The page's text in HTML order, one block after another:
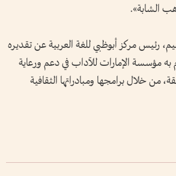
الشابة».
رئيس مركز أبوظبي للغة العربية عن تقديره
به مؤسسة الإمارات للآداب في دعم ورعاية
من خلال برامجها ومبادراتها الثقافية